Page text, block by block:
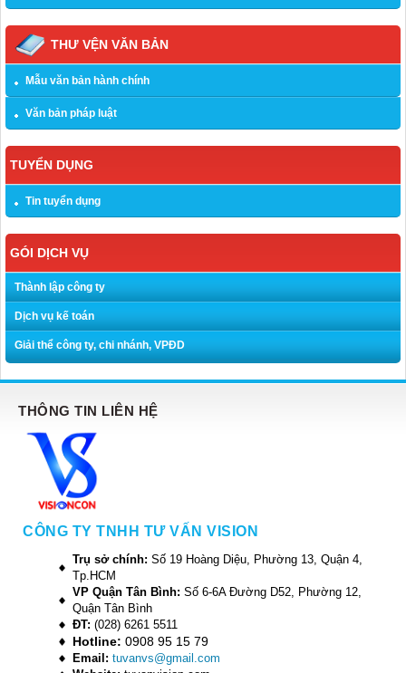
THƯ VỆN VĂN BẢN
Mẫu văn bản hành chính
Văn bản pháp luật
TUYỂN DỤNG
Tin tuyển dụng
GÓI DỊCH VỤ
Thành lập công ty
Dịch vụ kế toán
Giải thể công ty, chi nhánh, VPĐD
THÔNG TIN LIÊN HỆ
CÔNG TY TNHH TƯ VẤN VISION
Trụ sở chính: Số 19 Hoàng Diệu, Phường 13, Quận 4,
Tp.HCM
VP Quận Tân Bình: Số 6-6A Đường D52, Phường 12,
Quận Tân Bình
ĐT: (028) 6261 5511
Hotline: 0908 95 15 79
Email: tuvanvs@gmail.com